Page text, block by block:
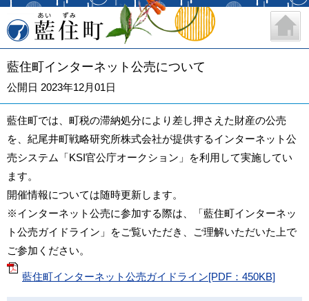
藍住町
藍住町インターネット公売について
公開日 2023年12月01日
藍住町では、町税の滞納処分により差し押さえた財産の公売
を、紀尾井町戦略研究所株式会社が提供するインターネット公
売システム「KSI官公庁オークション」を利用して実施してい
ます。
開催情報については随時更新します。
※インターネット公売に参加する際は、「藍住町インターネッ
ト公売ガイドライン」をご覧いただき、ご理解いただいた上で
ご参加ください。
藍住町インターネット公売ガイドライン[PDF：450KB]